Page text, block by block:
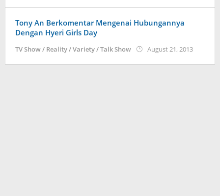
Tony An Berkomentar Mengenai Hubungannya
Dengan Hyeri Girls Day
TV Show / Reality / Variety / Talk Show August 21, 2013by